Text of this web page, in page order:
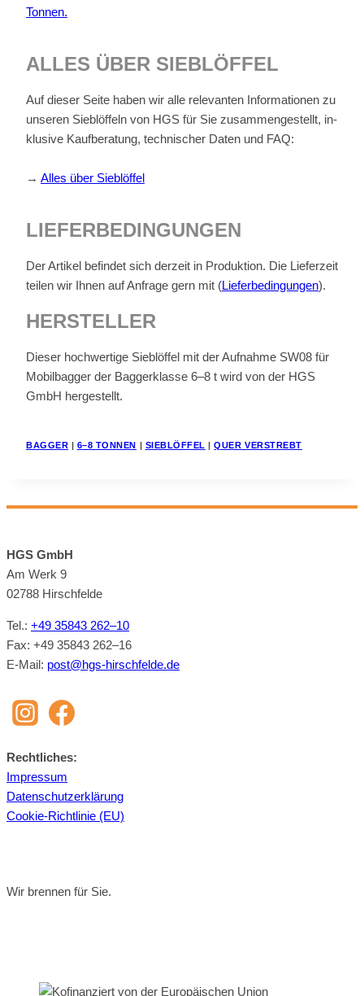
Ton­nen.
AL­LES ÜBER SIEB­LÖF­FEL
Auf die­ser Sei­te ha­ben wir alle re­le­van­ten In­for­ma­tio­nen zu
un­se­ren Sieb­löf­feln von HGS für Sie zu­sam­men­ge­stellt, in­
klu­si­ve Kauf­be­ra­tung, tech­ni­scher Da­ten und FAQ:
→ Al­les über Sieb­löf­fel
LIE­FER­BE­DIN­GUN­GEN
Der Ar­ti­kel be­fin­det sich der­zeit in Pro­duk­ti­on. Die Lie­fer­zeit
tei­len wir Ih­nen auf An­fra­ge gern mit (Lie­fer­be­din­gun­gen).
HER­STEL­LER
Die­ser hoch­wer­ti­ge Sieb­löf­fel mit der Auf­nah­me SW08 für
Mo­bil­bag­ger der Bag­ger­klas­se 6–8 t wird von der HGS
GmbH her­ge­stellt.
BAG­GER | 6–8 TON­NEN | SIEB­LÖF­FEL |QUER VER­STREBT
HGS GmbH
Am Werk 9
02788 Hirsch­felde
Tel.: +49 35843 262–10
Fax: +49 35843 262–16
E‑Mail: post@​hgs-​hirschfelde.​de
Recht­li­ches:
Im­pres­sum
Da­ten­schutz­er­klä­rung
Coo­kie-Richt­li­nie (EU)
Wir brennen für Sie.